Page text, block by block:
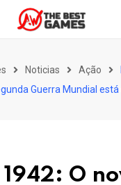
Noticias Ação
Guerra Mundial está
O